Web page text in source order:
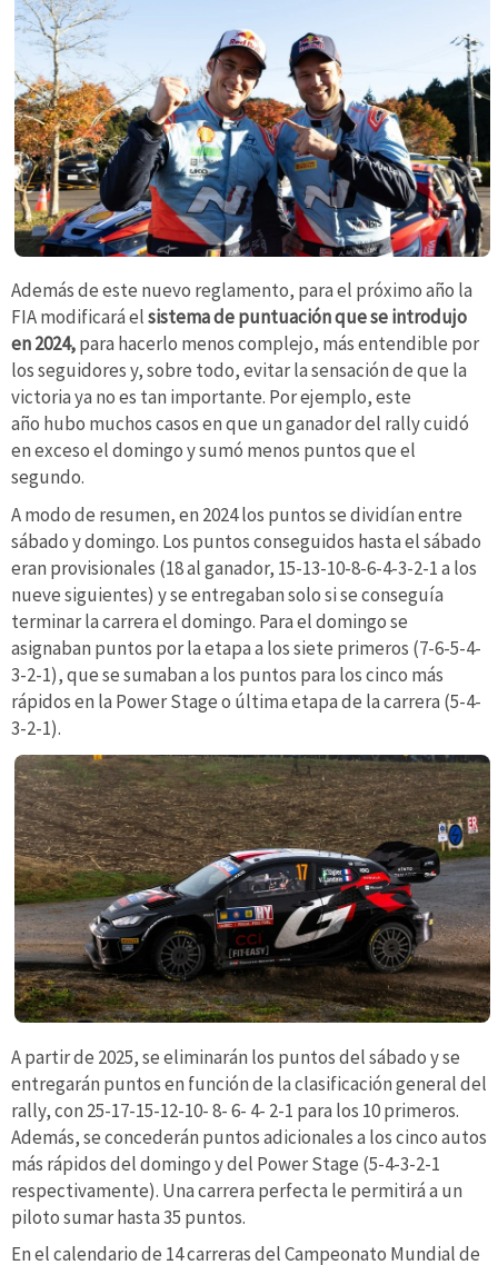
Además de este nuevo reglamento, para el próximo año la
FIA modificará elsistema de puntuación que se introdujo
en 2024,para hacerlo menos complejo, más entendible por
los seguidores y, sobre todo, evitar la sensación de que la
victoria ya no es tan importante. Por ejemplo, este
año hubo muchos casos en que un ganador del rally cuidó
en exceso el domingo y sumó menos puntos que el
segundo.
A modo de resumen, en 2024 los puntos se dividían entre
sábado y domingo. Los puntos conseguidos hasta el sábado
eran provisionales (18 al ganador, 15-13-10-8-6-4-3-2-1 a los
nueve siguientes) y se entregaban solo si se conseguía
terminar la carrera el domingo. Para el domingo se
asignaban puntos por la etapa a los siete primeros (7-6-5-4-
3-2-1), que se sumaban a los puntos para los cinco más
rápidos en la Power Stage o última etapa de la carrera (5-4-
3-2-1).
A partir de 2025, se eliminarán los puntos del sábado y se
entregarán puntos en función de la clasificación general del
rally, con 25-17-15-12-10- 8- 6- 4- 2-1 para los 10 primeros.
Además, se concederán puntos adicionales a los cinco autos
más rápidos del domingo y del Power Stage (5-4-3-2-1
respectivamente). Una carrera perfecta le permitirá a un
piloto sumar hasta 35 puntos.
En el calendario de 14 carreras del Campeonato Mundial de